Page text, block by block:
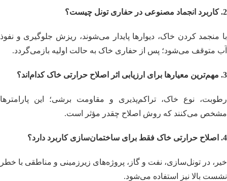
2. کاربرد انجماد مصنوعی در حفاری تونل چیست؟
با منجمد کردن خاک، دیوارها پایدار می‌شوند، ریزش جلوگیری و نفوذ
آب متوقف می‌شود؛ پس از حفاری خاک به حالت اولیه بازمی‌گردد.
3. مهم‌ترین معیارها برای ارزیابی اثر اصلاح حرارتی خاک کدام‌اند؟
رطوبت، نوع خاک، تراکم‌پذیری و مقاومت برشی؛ این پارامترها
مشخص می‌کنند که روش اصلاح چقدر مؤثر است.
4. اصلاح حرارتی خاک فقط برای ساختمان‌سازی کاربرد دارد؟
خیر، در تونل‌سازی، نفت و گاز، پروژه‌های زیرزمینی و مناطقی با خطر
نشست بالا نیز استفاده می‌شود.